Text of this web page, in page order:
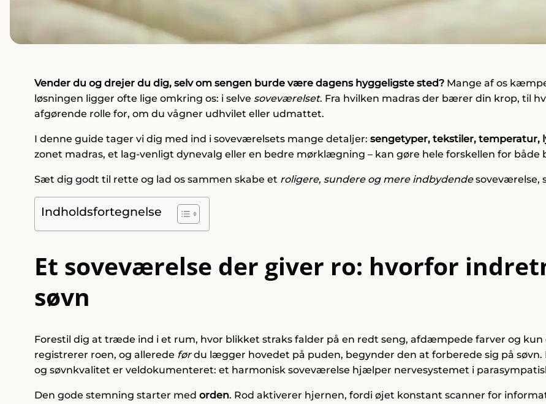
Vender du og drejer du dig, selv om sengen burde være dagens hyggeligste sted? Mange af os
løsningen ligger ofte lige omkring os: i selve soveværelset. Fra hvilken madras der bærer din krop, til
afgørende rolle for, om du vågner udhvilet eller udmattet.
I denne guide tager vi dig med ind i soveværelsets mange detaljer: sengetyper, tekstiler, temperatur,
zonet madras, et lag-venligt dynevalg eller en bedre mørklægning – kan gøre hele forskellen for både
Sæt dig godt til rette og lad os sammen skabe et roligere, sundere og mere indbydendesoveværelse,
Indholdsfortegnelse
Et soveværelse der giver ro: hvorfor
søvn
Forestil dig at træde ind i et rum, hvor blikket straks falder på en redt seng, afdæmpede farver og
registrerer roen, og allerede førdu lægger hovedet på puden, begynder den at forberede sig på
og søvnkvalitet er veldokumenteret: et harmonisk soveværelse hjælper nervesystemet i
Den gode stemning starter med orden. Rod aktiverer hjernen, fordi øjet konstant scanner for